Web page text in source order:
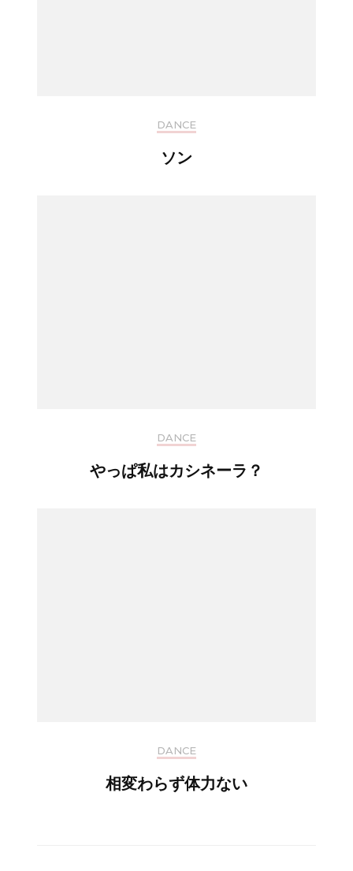
DANCE
ソン
DANCE
やっぱ私はカシネーラ？
DANCE
相変わらず体力ない